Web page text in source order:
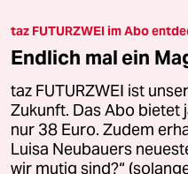
taz FUTURZWEI im Abo
Endlich mal ein
taz FUTURZWEI ist
Zukunft. Das Abo bietet
nur 38 Euro. Zudem
Luisa Neubauers
wir mutig sind?“